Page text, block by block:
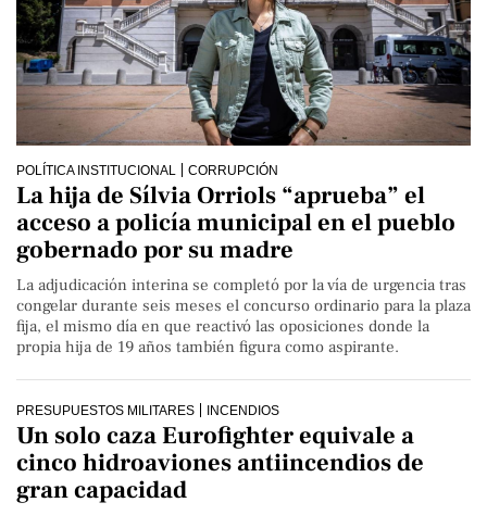
POLÍTICA INSTITUCIONAL CORRUPCIÓN
La hija de Sílvia Orriols “aprueba” el
acceso a policía municipal en el pueblo
gobernado por su madre
La adjudicación interina se completó por la vía de urgencia tras
congelar durante seis meses el concurso ordinario para la plaza
fija, el mismo día en que reactivó las oposiciones donde la
propia hija de 19 años también figura como aspirante.
PRESUPUESTOS MILITARES INCENDIOS
Un solo caza Eurofighter equivale a
cinco hidroaviones antiincendios de
gran capacidad